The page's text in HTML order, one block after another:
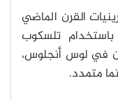
القرن الماضي
باستخدام تلسكوب
في لوس أنجلوس،
متمدد.